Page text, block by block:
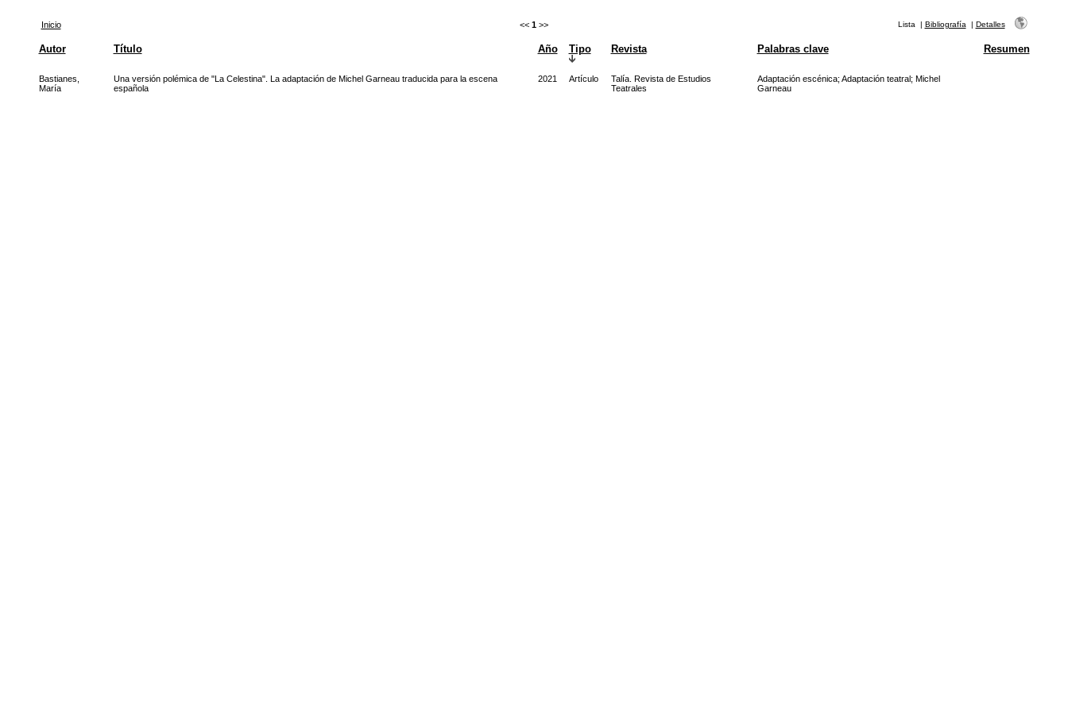
Inicio << 1 >> Lista | Bibliografía | Detalles
Autor Título Año Tipo Revista Palabras clave Resumen
Bastianes,
María
Una versión polémica de "La Celestina". La adaptación de Michel Garneau traducida para la escena
española
2021 Artículo
Talía. Revista de Estudios
Teatrales
Adaptación escénica; Adaptación teatral; Michel
Garneau